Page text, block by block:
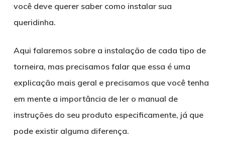
você deve querer saber como instalar sua
queridinha.
Aqui falaremos sobre a instalação de cada tipo de
torneira, mas precisamos falar que essa é uma
explicação mais geral e precisamos que você tenha
em mente a importância de ler o manual de
instruções do seu produto especificamente, já que
pode existir alguma diferença.